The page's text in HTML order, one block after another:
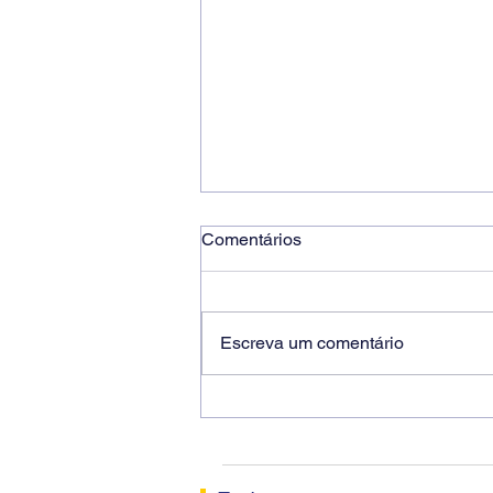
Comentários
Escreva um comentário